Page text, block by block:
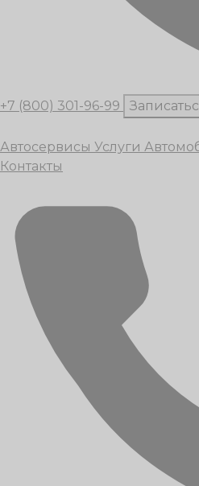
+7 (800) 301-96-99
Автосервисы Услуги
Контакты